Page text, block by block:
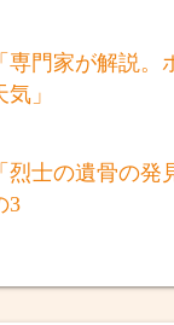
門家が解説。
」
士の遺骨の発
3